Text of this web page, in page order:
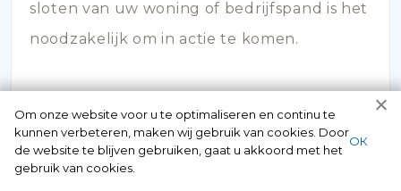
sloten van uw woning of bedrijfspand is het
noodzakelijk om in actie te komen.
Om onze website voor u te optimaliseren en continu te
kunnen verbeteren, maken wij gebruik van cookies. Door
de website te blijven gebruiken, gaat u akkoord met het
gebruik van cookies.
ОК